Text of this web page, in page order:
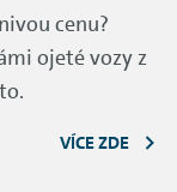
cenu?
ojeté vozy z
VÍCE ZDE